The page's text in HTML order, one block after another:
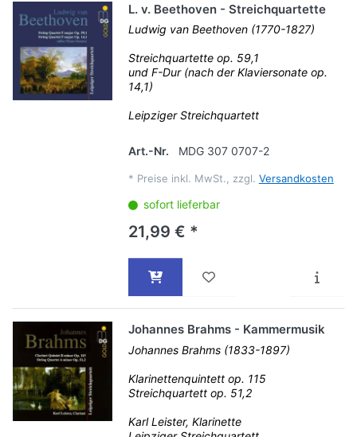
L. v. Beethoven - Streichquartette
Ludwig van Beethoven (1770-1827)
Streichquartette op. 59,1
und F-Dur (nach der Klaviersonate op.
14,1)
Leipziger Streichquartett
Art.-Nr. MDG 307 0707-2
* Preise inkl. MwSt., zzgl. Versandkosten
sofort lieferbar
21,99 € *
Johannes Brahms - Kammermusik
Johannes Brahms (1833-1897)
Klarinettenquintett op. 115
Streichquartett op. 51,2
Karl Leister, Klarinette